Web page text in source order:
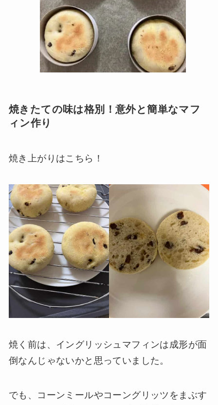
焼きたての味は格別！意外と簡単なマフ
ィン作り
焼き上がりはこちら！
焼く前は、イングリッシュマフィンは成形が面
倒なんじゃないかと思っていました。
でも、コーンミールやコーングリッツをまぶす